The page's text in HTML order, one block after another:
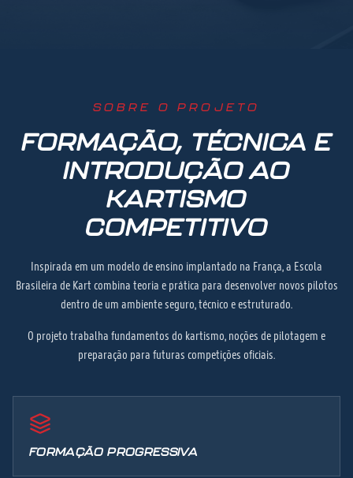
SOBRE O PROJETO
FORMAÇÃO, TÉCNICA E
INTRODUÇÃO AO
KARTISMO
COMPETITIVO
Inspirada em um modelo de ensino implantado na França, a Escola
Brasileira de Kart combina teoria e prática para desenvolver novos pilotos
dentro de um ambiente seguro, técnico e estruturado.
O projeto trabalha fundamentos do kartismo, noções de pilotagem e
preparação para futuras competições oficiais.
FORMAÇÃO PROGRESSIVA